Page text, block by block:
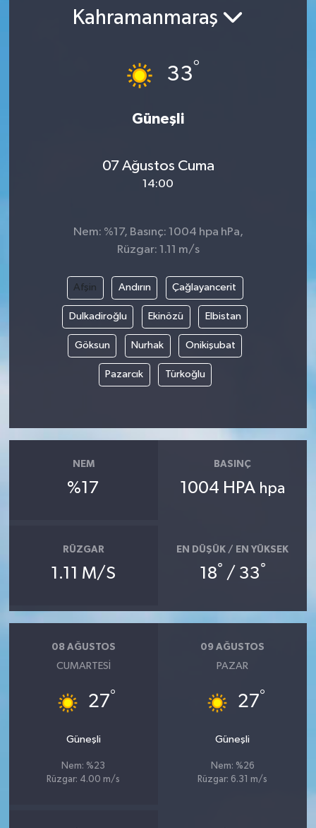
Kahramanmaraş
33°
Güneşli
07 Ağustos Cuma
14:00
Nem: %17, Basınç: 1004 hpa hPa,
Rüzgar: 1.11 m/s
Afşin Andırın Çağlayancerit
Dulkadiroğlu Ekinözü Elbistan
Göksun Nurhak Onikişubat
Pazarcık Türkoğlu
NEM
%17
BASINÇ
1004 HPA hpa
RÜZGAR
1.11 M/S
EN DÜŞÜK / EN YÜKSEK
18° / 33°
08 AĞUSTOS
CUMARTESI
27°
Güneşli
Nem: %23
Rüzgar: 4.00 m/s
09 AĞUSTOS
PAZAR
27°
Güneşli
Nem: %26
Rüzgar: 6.31 m/s